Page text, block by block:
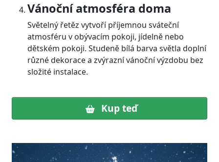
Vánoční atmosféra doma
Světelný řetěz vytvoří příjemnou sváteční
atmosféru v obývacím pokoji, jídelně nebo
dětském pokoji. Studeně bílá barva světla doplní
různé dekorace a zvýrazní vánoční výzdobu bez
složité instalace.
Kup teď